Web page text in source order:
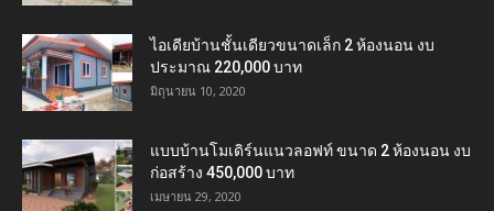
ไอเดียบ้านชั้นเดียวขนาดเล็ก 2 ห้องนอน งบ
ประมาณ 220,000 บาท
มิถุนายน 10, 2020
แบบบ้านโมเดิร์นแนวลอฟท์ ขนาด 2 ห้องนอน งบ
ก่อสร้าง 450,000 บาท
เมษายน 29, 2020